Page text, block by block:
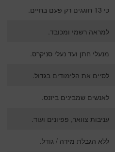
כי 13 חוגגים רק פעם בחיים.
למראה רשמי ומכובד.
מנעלי חתן ועד נעלי סניקרס.
לסיים את הלימודים בגדול.
לאנשים שמבינים ביזנס.
עניבות צוואר, פפיונים ועוד.
ללא הגבלת מידה / גודל.